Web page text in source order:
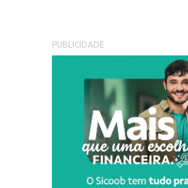
PUBLICIDADE